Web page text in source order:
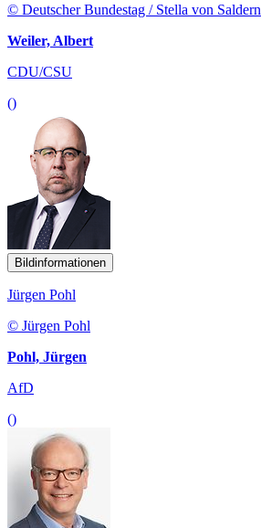
© Deutscher Bundestag / Stella von Saldern
Weiler, Albert
CDU/CSU
()
Bildinformationen
Jürgen Pohl
© Jürgen Pohl
Pohl, Jürgen
AfD
()